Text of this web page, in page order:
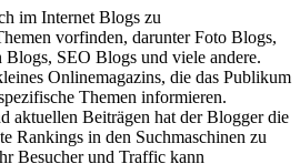
im Internet Blogs zu
vorfinden, darunter Foto Blogs,
SEO Blogs und viele andere.
Onlinemagazins, die das Publikum
Themen informieren.
aktuellen Beiträgen hat der Blogger die
Rankings in den Suchmaschinen zu
Besucher und Traffic kann